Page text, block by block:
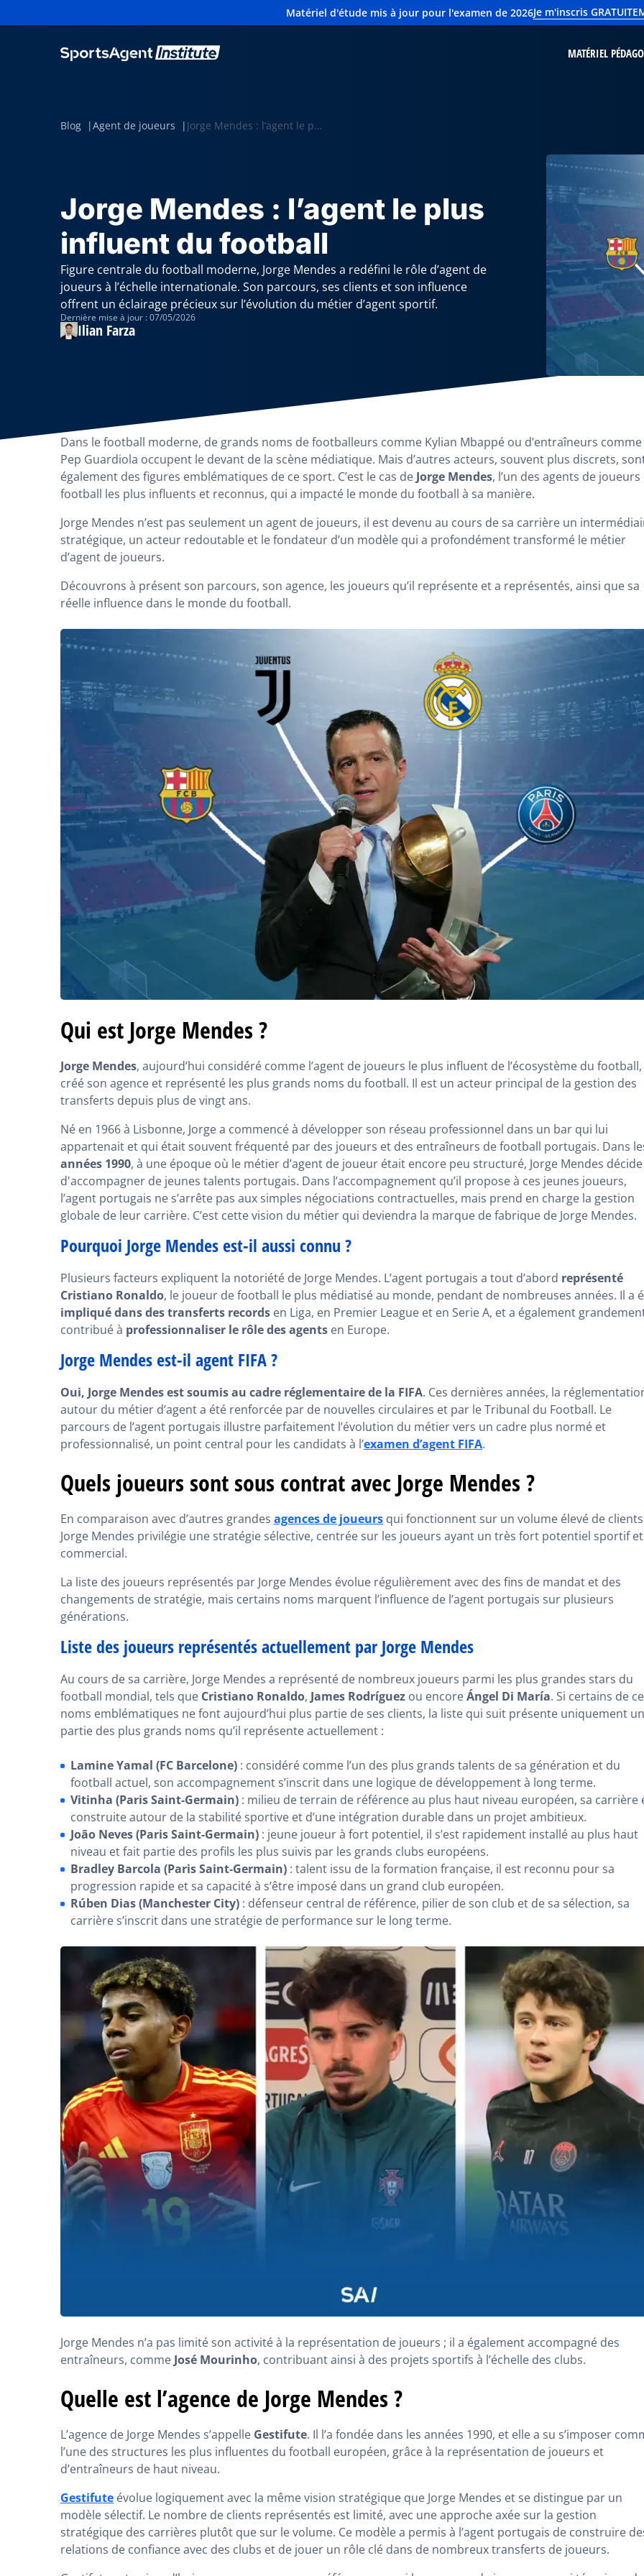
Matériel d'étude mis à jour pour l'examen de 2026Je m'inscris
MATÉRIEL
Blog Agent de joueurs Jorge Mendes : l’agent le plus influent du football
Jorge Mendes : l’agent le plus
influent du football
Figure centrale du football moderne, Jorge Mendes a redéfini le rôle d’agent de
joueurs à l’échelle internationale. Son parcours, ses clients et son influence
offrent un éclairage précieux sur l’évolution du métier d’agent sportif.
Dernière mise à jour : 07/05/2026
Ilian Farza
Dans le football moderne, de grands noms de footballeurs comme Kylian Mbappé ou d’entraîneurs comme
Pep Guardiola occupent le devant de la scène médiatique. Mais d’autres acteurs, souvent plus discrets,
également des figures emblématiques de ce sport. C’est le cas deJorge Mendes, l’un des agents de joueurs
football les plus influents et reconnus, qui a impacté le monde du football à sa manière.
Jorge Mendes n’est pas seulement un agent de joueurs, il est devenu au cours de sa carrière un
stratégique, un acteur redoutable et le fondateur d’un modèle qui a profondément transformé le métier
d’agent de joueurs.
Découvrons à présent son parcours, son agence, les joueurs qu’il représente et a représentés, ainsi que sa
réelle influence dans le monde du football.
Qui est Jorge Mendes ?
Jorge Mendes, aujourd’hui considéré comme l’agent de joueurs le plus influent de l’écosystème du football,
créé son agence et représenté les plus grands noms du football. Il est un acteur principal de la gestion des
transferts depuis plus de vingt ans.
Né en 1966 à Lisbonne, Jorge a commencé à développer son réseau professionnel dans un bar qui lui
appartenait et qui était souvent fréquenté par des joueurs et des entraîneurs de football portugais. Dans
années 1990, à une époque où le métier d’agent de joueur était encore peu structuré, Jorge Mendes décide
d'accompagner de jeunes talents portugais. Dans l’accompagnement qu’il propose à ces jeunes joueurs,
l’agent portugais ne s’arrête pas aux simples négociations contractuelles, mais prend en charge la gestion
globale de leur carrière. C’est cette vision du métier qui deviendra la marque de fabrique de Jorge Mendes.
Pourquoi Jorge Mendes est-il aussi connu ?
Plusieurs facteurs expliquent la notoriété de Jorge Mendes. L’agent portugais a tout d’abord représenté
Cristiano Ronaldo, le joueur de football le plus médiatisé au monde, pendant de nombreuses années. Il a
impliqué dans des transferts records en Liga, en Premier League et en Serie A, et a également
contribué à professionnaliser le rôle des agents en Europe.
Jorge Mendes est-il agent FIFA ?
Oui, Jorge Mendes est soumis au cadre réglementaire de la FIFA. Ces dernières années, la
autour du métier d’agent a été renforcée par de nouvelles circulaires et par le Tribunal du Football. Le
parcours de l’agent portugais illustre parfaitement l’évolution du métier vers un cadre plus normé et
professionnalisé, un point central pour les candidats à l’examen d’agent FIFA.
Quels joueurs sont sous contrat avec Jorge Mendes ?
En comparaison avec d’autres grandes agences de joueurs qui fonctionnent sur un volume élevé de
Jorge Mendes privilégie une stratégie sélective, centrée sur les joueurs ayant un très fort potentiel sportif et
commercial.
La liste des joueurs représentés par Jorge Mendes évolue régulièrement avec des fins de mandat et des
changements de stratégie, mais certains noms marquent l’influence de l’agent portugais sur plusieurs
générations.
Liste des joueurs représentés actuellement par Jorge Mendes
Au cours de sa carrière, Jorge Mendes a représenté de nombreux joueurs parmi les plus grandes stars du
football mondial, tels que Cristiano Ronaldo, James Rodríguez ou encoreÁngel Di María. Si certains de
noms emblématiques ne font aujourd’hui plus partie de ses clients, la liste qui suit présente uniquement
partie des plus grands noms qu’il représente actuellement :
Lamine Yamal (FC Barcelone) : considéré comme l’un des plus grands talents de sa génération et du
football actuel, son accompagnement s’inscrit dans une logique de développement à long terme.
Vitinha (Paris Saint-Germain) : milieu de terrain de référence au plus haut niveau européen, sa carrière
construite autour de la stabilité sportive et d’une intégration durable dans un projet ambitieux.
João Neves (Paris Saint-Germain) : jeune joueur à fort potentiel, il s’est rapidement installé au plus haut
niveau et fait partie des profils les plus suivis par les grands clubs européens.
Bradley Barcola (Paris Saint-Germain) : talent issu de la formation française, il est reconnu pour sa
progression rapide et sa capacité à s’être imposé dans un grand club européen.
Rúben Dias (Manchester City) : défenseur central de référence, pilier de son club et de sa sélection, sa
carrière s’inscrit dans une stratégie de performance sur le long terme.
Jorge Mendes n’a pas limité son activité à la représentation de joueurs ; il a également accompagné des
entraîneurs, comme José Mourinho, contribuant ainsi à des projets sportifs à l’échelle des clubs.
Quelle est l’agence de Jorge Mendes ?
L’agence de Jorge Mendes s’appelle Gestifute. Il l’a fondée dans les années 1990, et elle a su s’imposer
l’une des structures les plus influentes du football européen, grâce à la représentation de joueurs et
d’entraîneurs de haut niveau.
Gestifute évolue logiquement avec la même vision stratégique que Jorge Mendes et se distingue par un
modèle sélectif. Le nombre de clients représentés est limité, avec une approche axée sur la gestion
stratégique des carrières plutôt que sur le volume. Ce modèle a permis à l’agent portugais de construire
relations de confiance avec des clubs et de jouer un rôle clé dans de nombreux transferts de joueurs.